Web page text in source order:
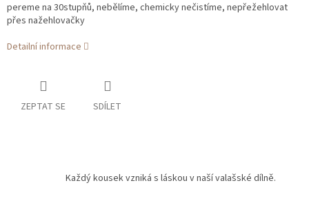
pereme na 30stupňů, nebělíme, chemicky nečistíme, nepřežehlovat
přes nažehlovačky
Detailní informace
ZEPTAT SE SDÍLET
Každý kousek vzniká s láskou v naší valašské dílně.